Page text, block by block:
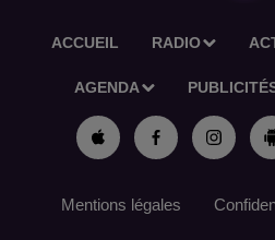
ACCUEIL RADIO
AGENDA
Mentions légales